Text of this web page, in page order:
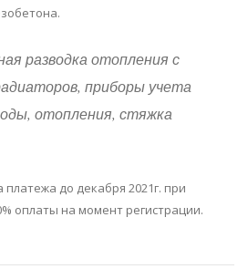
разводка отопления с
приборы учета
отопления, стяжка
до декабря 2021г. при
оплаты на момент регистрации.